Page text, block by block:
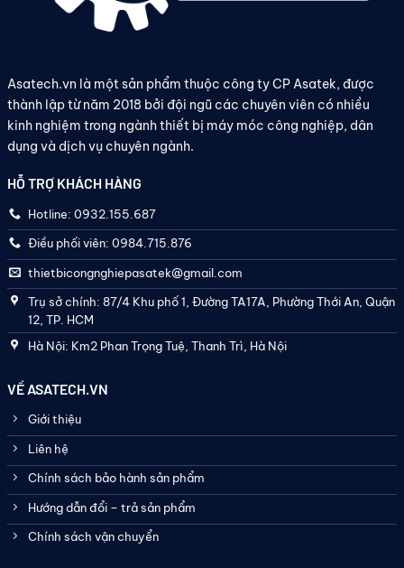
Asatech.vn là một sản phẩm thuộc công ty CP Asatek, được
thành lập từ năm 2018 bởi đội ngũ các chuyên viên có nhiều
kinh nghiệm trong ngành thiết bị máy móc công nghiệp, dân
dụng và dịch vụ chuyên ngành.
HỖ TRỢ KHÁCH HÀNG
Hotline: 0932.155.687
Điều phối viên: 0984.715.876
thietbicongnghiepasatek@gmail.com
Trụ sở chính: 87/4 Khu phố 1, Đường TA17A, Phường Thới An, Quận
12, TP. HCM
Hà Nội: Km2 Phan Trọng Tuệ, Thanh Trì, Hà Nội
VỀ ASATECH.VN
Giới thiệu
Liên hệ
Chính sách bảo hành sản phẩm
Hướng dẫn đổi – trả sản phẩm
Chính sách vận chuyển